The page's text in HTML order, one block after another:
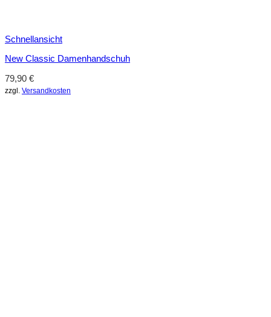
Schnellansicht
New Classic Damenhandschuh
79,90 €
zzgl. Versandkosten